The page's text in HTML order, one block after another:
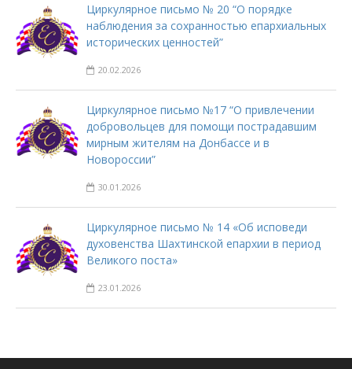
Циркулярное письмо № 20 “О порядке
наблюдения за сохранностью епархиальных
исторических ценностей”
20.02.2026
Циркулярное письмо №17 “О привлечении
добровольцев для помощи пострадавшим
мирным жителям на Донбассе и в
Новороссии”
30.01.2026
Циркулярное письмо № 14 «Об исповеди
духовенства Шахтинской епархии в период
Великого поста»
23.01.2026